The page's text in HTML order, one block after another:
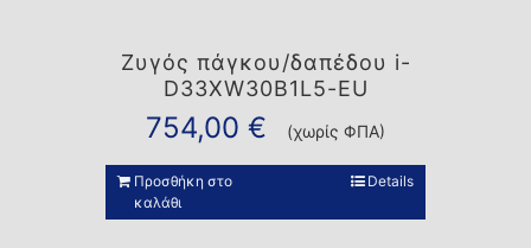
Ζυγός πάγκου/δαπέδου i-
D33XW30B1L5-EU
754,00 € (χωρίς ΦΠΑ)
Προσθήκη στο
καλάθι
Details